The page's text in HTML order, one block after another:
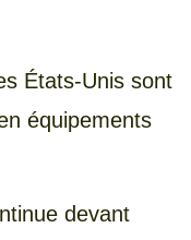
États-Unis sont
équipements
devant